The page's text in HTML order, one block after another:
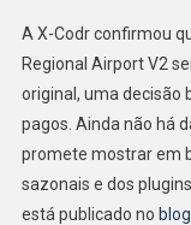
A X-Codr confirmou
Regional Airport V2
original, uma decisão
pagos. Ainda não há
promete mostrar em
sazonais e dos
está publicado no